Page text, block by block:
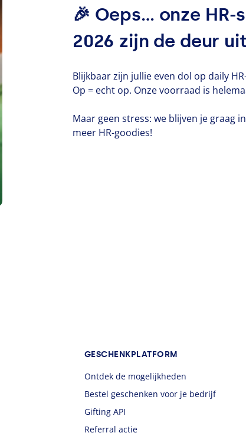
🎉 Oeps… onze
2026 zijn de deur
Blijkbaar zijn jullie even dol op daily
Op = echt op. Onze voorraad is
Maar geen stress: we blijven je graag
meer HR-goodies!
GESCHENKPLATFORM
Ontdek de mogelijkheden
Bestel geschenken voor je bedrijf
Gifting API
Referral actie